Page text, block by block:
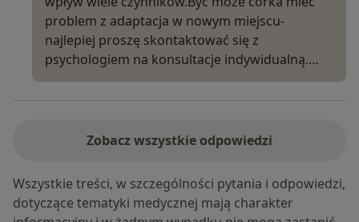
problem z adaptacja w nowym miejscu-
najlepiej proszę skontaktować się z
psychologiem na konsultacje indywidualną.…
Zobacz wszystkie odpowiedzi
Wszystkie treści, w szczególności pytania i odpowiedzi,
dotyczące tematyki medycznej mają charakter